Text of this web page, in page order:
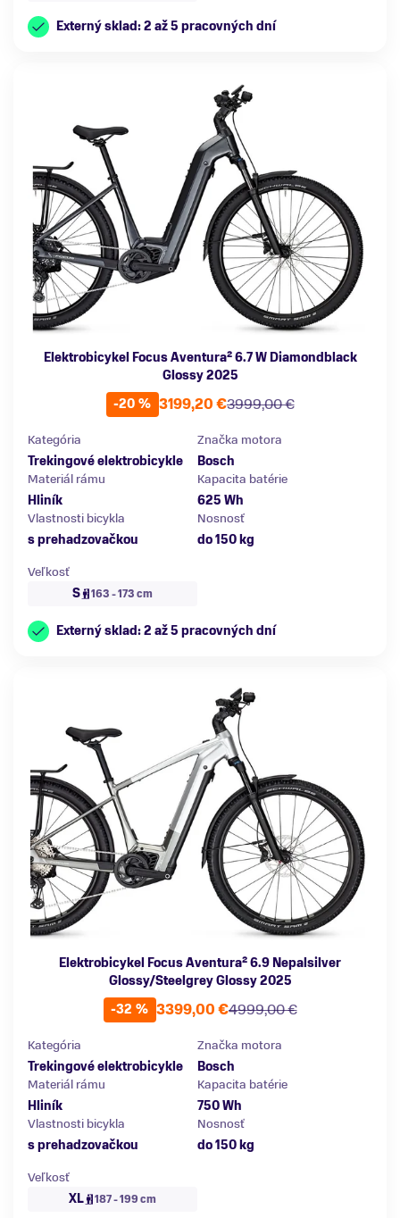
Externý sklad: 2 až 5 pracovných dní
Elektrobicykel Focus Aventura² 6.7 W Diamondblack
Glossy 2025
-20 %
3999,00 €
3199,20 €
Kategória
Trekingové elektrobicykle
Značka motora
Bosch
Materiál rámu
Hliník
Kapacita batérie
625 Wh
Vlastnosti bicykla
s prehadzovačkou
Nosnosť
do 150 kg
Veľkosť
S
163 - 173 cm
Externý sklad: 2 až 5 pracovných dní
Elektrobicykel Focus Aventura² 6.9 Nepalsilver
Glossy/Steelgrey Glossy 2025
-32 %
4999,00 €
3399,00 €
Kategória
Trekingové elektrobicykle
Značka motora
Bosch
Materiál rámu
Hliník
Kapacita batérie
750 Wh
Vlastnosti bicykla
s prehadzovačkou
Nosnosť
do 150 kg
Veľkosť
XL
187 - 199 cm